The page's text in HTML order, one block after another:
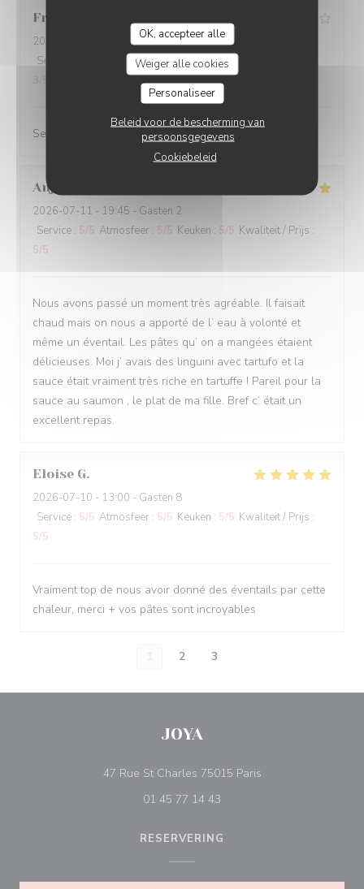
OK, accepteer alle
Weiger alle cookies
Personaliseer
Beleid voor de bescherming van
persoonsgegevens
Cookiebeleid
Franco
2026-07-11
- 21:00 - Gasten 4
Service
Atmosfeer: 3/5 Keuken: 3/5
Serveur top!
Anja
2026-07-11 - 19:45 - Gasten 2
Service : 5/5 Atmosfeer : 5/5 Keuken : 5/5 Kwaliteit / Prijs :
5/5
Nous avons passé un moment très agréable. Il faisait
chaud mais on nous a apporté de l’ eau à volonté et
même un éventail. Les pâtes qu’ on a mangées étaient
délicieuses. Moi j’ avais des linguini avec tartufo et la
sauce était vraiment très riche en tartuffe ! Pareil pour la
sauce au saumon , le plat de ma fille. Bref c’ était un
excellent repas.
Eloise G
2026-07-10 - 13:00 - Gasten 8
Service : 5/5 Atmosfeer : 5/5 Keuken : 5/5 Kwaliteit / Prijs :
5/5
Vraiment top de nous avoir donné des éventails par cette
chaleur, merci + vos pâtes sont incroyables
1 2 3
JOYA
47 Rue St Charles 75015 Paris((opent in een
01 45 77 14 43
RESERVERING